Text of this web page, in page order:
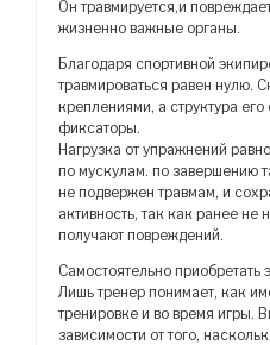
Он травмируется,и
жизненно важные органы.
Благодаря спортивной
травмироваться равен нулю.
креплениями, а структура
фиксаторы.
Нагрузка от упражнений
по мускулам. по завершению
не подвержен травмам, и
активность, так как ранее
получают повреждений.
Самостоятельно приобретать
Лишь тренер понимает, как
тренировке и во время игры.
зависимости от того,